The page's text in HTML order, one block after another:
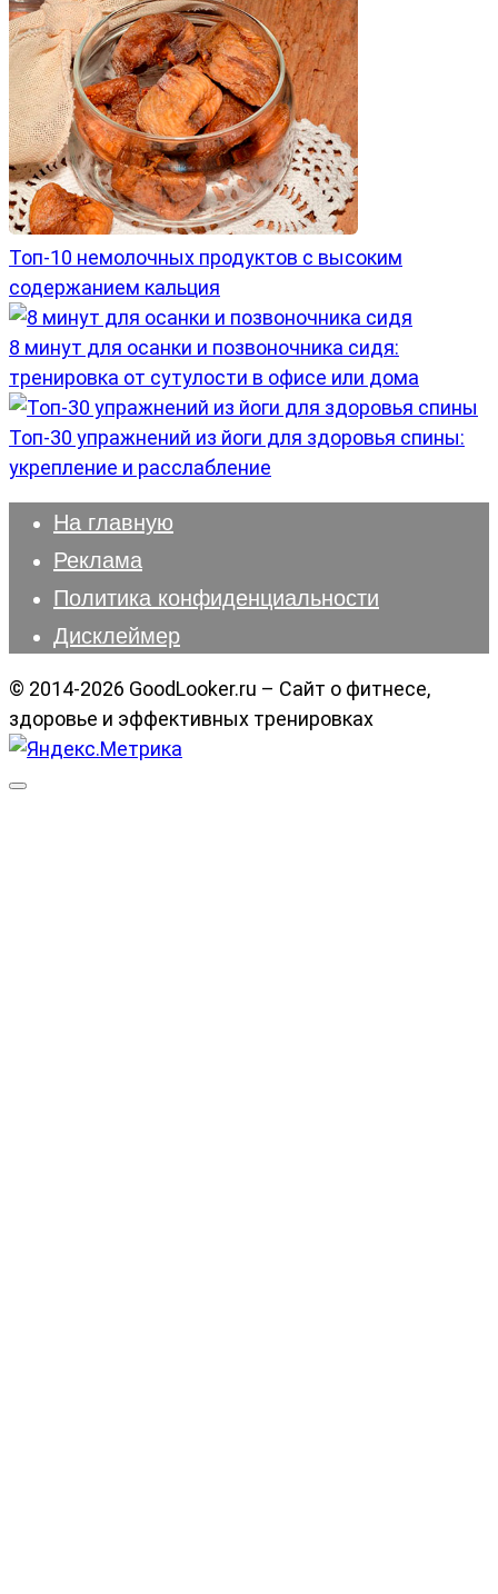
Топ-10 немолочных продуктов с высоким
содержанием кальция
8 минут для осанки и позвоночника сидя:
тренировка от сутулости в офисе или дома
Топ-30 упражнений из йоги для здоровья спины:
укрепление и расслабление
На главную
Реклама
Политика конфиденциальности
Дисклеймер
© 2014-2026 GoodLooker.ru – Сайт о фитнесе,
здоровье и эффективных тренировках